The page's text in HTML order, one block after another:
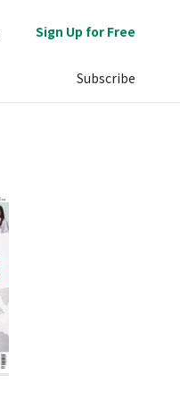
Sign Up for Free
Subscribe